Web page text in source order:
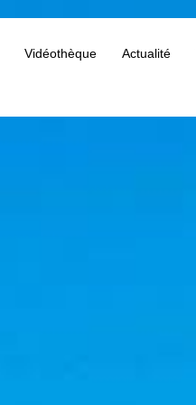
Vidéothèque Actualité